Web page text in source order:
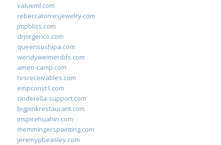
valueml.com
rebeccatorresjewelry.com
jmpbliss.com
drjorgerico.com
queensushipa.com
wendyweimerdds.com
ameri-camp.com
hrsreceivables.com
empconst1.com
cinderella-support.com
bigpinkrestaurant.com
inspirehuahin.com
memmingerspainting.com
jeremypbeasley.com